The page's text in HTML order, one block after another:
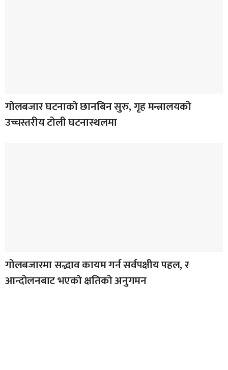
गोलबजार घटनाको छानबिन सुरु, गृह मन्त्रालयको
उच्चस्तरीय टोली घटनास्थलमा
गोलबजारमा सद्भाव कायम गर्न सर्वपक्षीय पहल, र
आन्दोलनबाट भएको क्षतिको अनुगमन